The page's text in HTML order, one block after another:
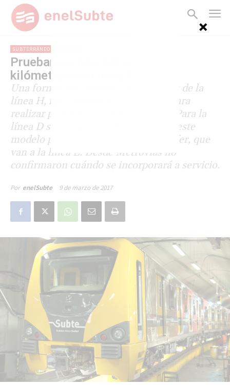
SUBTERRÁNEOS
Prueban un tren Alstom cero
kilómetro en la línea D
Una formación Alstom, idéntica a las de la
línea H, fue trasladada a la línea D para
realizar pruebas y se le instaló ATP. Para la
línea D se compraron diez trenes de este
modelo para reemplazar a los Materfer, que
van a la línea E. Desde Metrovías no
confirmaron cuándo se incorporará a servicio.
Por enelSubte 9 de marzo de 2017